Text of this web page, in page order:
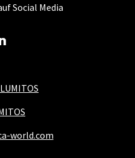
world.com
Social Media